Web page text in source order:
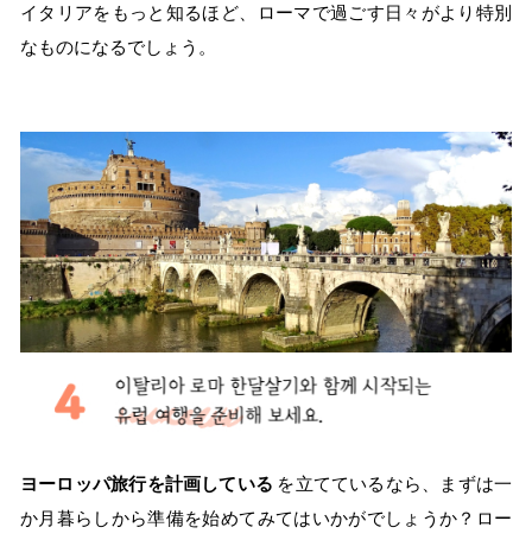
イタリアをもっと知るほど、ローマで過ごす日々がより特別
なものになるでしょう。
ヨーロッパ旅行を計画している を立てているなら、まずは一
か月暮らしから準備を始めてみてはいかがでしょうか？ロー